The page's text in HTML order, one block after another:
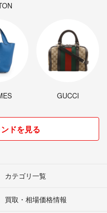
GUCCI
ドを見る
カテゴリ一覧
買取・相場価格情報